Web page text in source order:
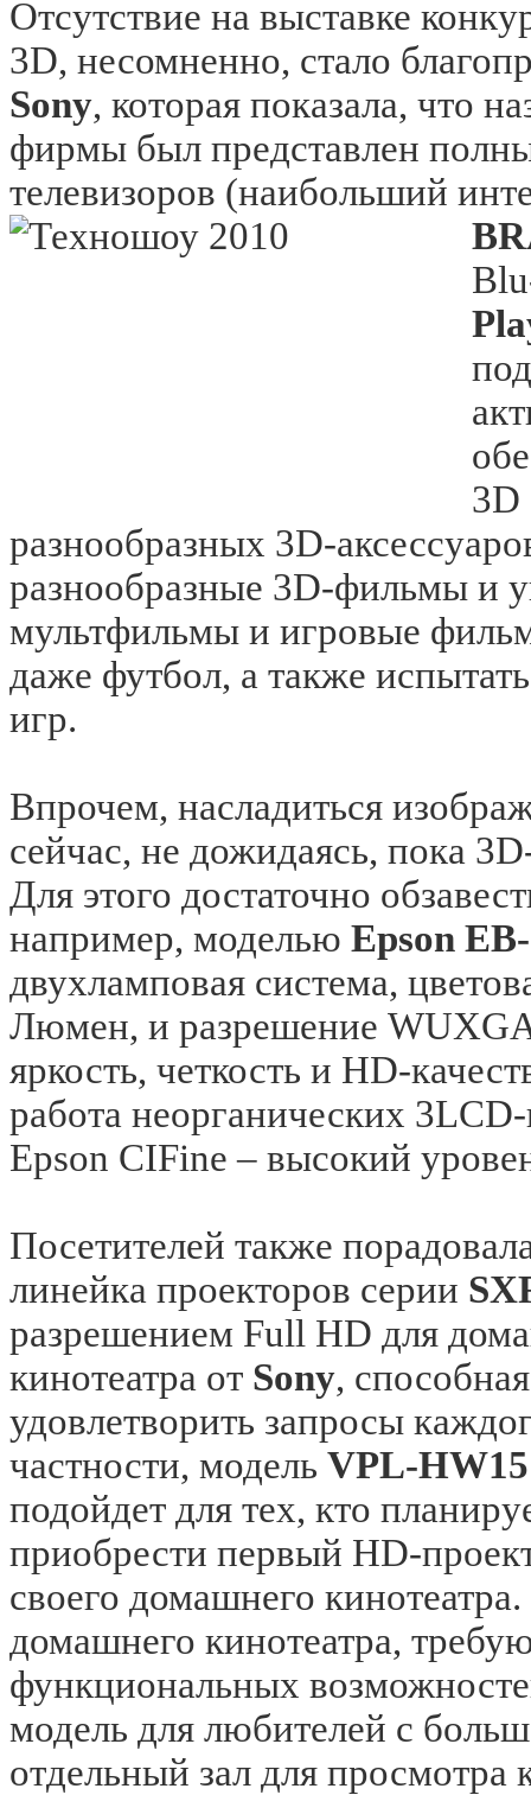
Отсутствие на выставке
3D, несомненно, стало
Sony, которая показала, что
фирмы был представлен
телевизоров (наибольший
3D
разнообразных 3D-
разнообразные 3D-фильмы и
мультфильмы и игровые
даже футбол, а также
игр.
Впрочем, насладиться
сейчас, не дожидаясь, пока
Для этого достаточно
например, моделью Epson
двухламповая система,
Люмен, и разрешение
яркость, четкость и HD-
работа неорганических
Epson CІFine – высокий
Посетителей также
линейка проекторов серии
разрешением Full HD для
кинотеатра от Sony, способная
удовлетворить запросы
частности, модель VPL-HW15
подойдет для тех, кто
приобрести первый HD-
своего домашнего кинотеатра.
домашнего кинотеатра,
функциональных
модель для любителей с
отдельный зал для просмотра